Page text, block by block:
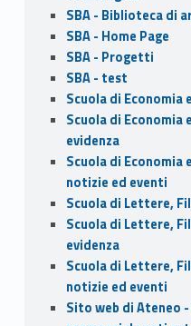
SBA - Biblioteca di
SBA - Home Page
SBA - Progetti
SBA - test
Scuola di Economia
Scuola di Economia
evidenza
Scuola di
notizie ed eventi
Scuola di Lettere,
Scuola di Lettere,
evidenza
Scuola di Lettere,
notizie ed eventi
Sito web di Ateneo